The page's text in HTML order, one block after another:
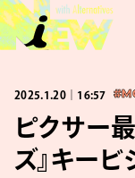
2025.1.20｜16:57
ピクサー
ズ』キービ